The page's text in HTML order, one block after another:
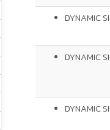
DYNAMIC
DYNAMIC
DYNAMIC